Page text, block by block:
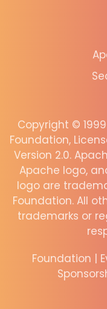
Copyright ©
Foundation,
Version 2.0.
Apache logo,
logo are
Foundation. All
trademarks or
Foundation |